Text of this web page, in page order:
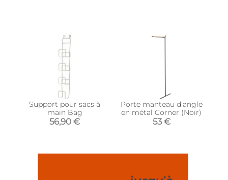
Support pour sacs à
main Bag
56,90 €
Porte manteau d'angle
en métal Corner (Noir)
53 €